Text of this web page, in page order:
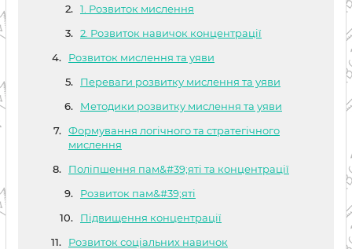
1. Розвиток мислення
2. Розвиток навичок концентрації
Розвиток мислення та уяви
Переваги розвитку мислення та уяви
Методики розвитку мислення та уяви
Формування логічного та стратегічного
мислення
Поліпшення пам&#39;яті та концентрації
Розвиток пам&#39;яті
Підвищення концентрації
Розвиток соціальних навичок